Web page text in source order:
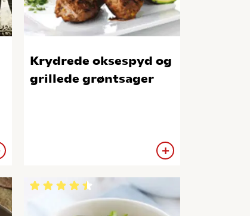
Krydrede oksespyd og
grillede grøntsager